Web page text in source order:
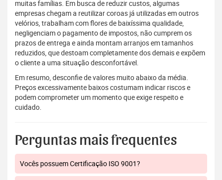
muitas famílias. Em busca de reduzir custos, algumas
empresas chegam a reutilizar coroas já utilizadas em outros
velórios, trabalham com flores de baixíssima qualidade,
negligenciam o pagamento de impostos, não cumprem os
prazos de entrega e ainda montam arranjos em tamanhos
reduzidos, que destoam completamente dos demais e expõem
o cliente a uma situação desconfortável.
Em resumo, desconfie de valores muito abaixo da média.
Preços excessivamente baixos costumam indicar riscos e
podem comprometer um momento que exige respeito e
cuidado.
Perguntas mais frequentes
Vocês possuem Certificação ISO 9001?